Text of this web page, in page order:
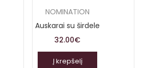
NOMINATION
Auskarai su širdele
32.00€
Į krepšelį